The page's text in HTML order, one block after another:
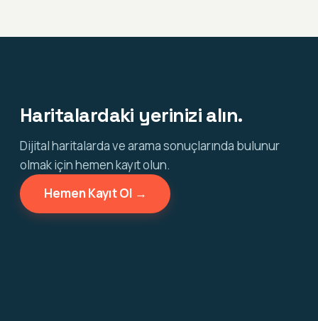
Haritalardaki yerinizi alın.
Dijital haritalarda ve arama sonuçlarında bulunur
olmak için hemen kayıt olun.
Hemen Kayıt Ol →